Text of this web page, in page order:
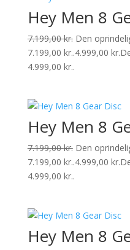
Hey Men 8
7.199,00kr. Den
7.199,00 kr..4.999,00 kr.
4.999,00 kr..
Hey Men 8
7.199,00kr. Den
7.199,00 kr..4.999,00 kr.
4.999,00 kr..
Hey Men 8